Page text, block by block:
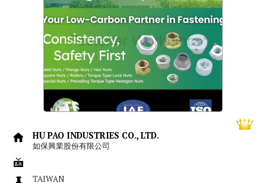
HU PAO INDUSTRIES CO., LTD.
如保興業股份有限公司
TAIWAN